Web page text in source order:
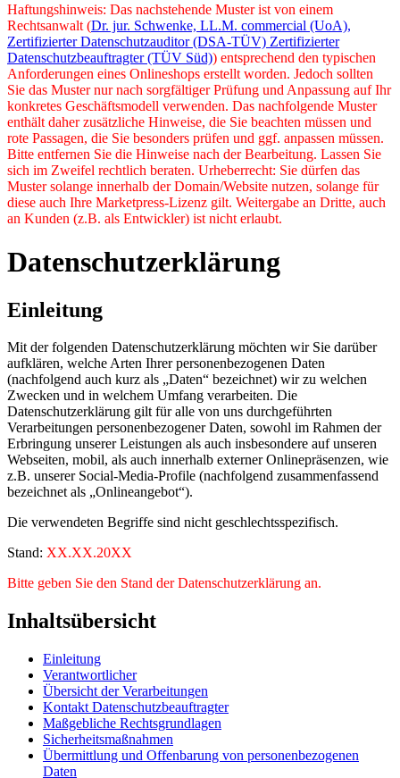
Haftungshinweis: Das nachstehende Muster ist von einem
Rechtsanwalt (Dr. jur. Schwenke, LL.M. commercial (UoA),
Zertifizierter Datenschutzauditor (DSA-TÜV) Zertifizierter
Datenschutzbeauftragter (TÜV Süd)) entsprechend den typischen
Anforderungen eines Onlineshops erstellt worden. Jedoch sollten
Sie das Muster nur nach sorgfältiger Prüfung und Anpassung auf Ihr
konkretes Geschäftsmodell verwenden. Das nachfolgende Muster
enthält daher zusätzliche Hinweise, die Sie beachten müssen und
rote Passagen, die Sie besonders prüfen und ggf. anpassen müssen.
Bitte entfernen Sie die Hinweise nach der Bearbeitung. Lassen Sie
sich im Zweifel rechtlich beraten. Urheberrecht: Sie dürfen das
Muster solange innerhalb der Domain/Website nutzen, solange für
diese auch Ihre Marketpress-Lizenz gilt. Weitergabe an Dritte, auch
an Kunden (z.B. als Entwickler) ist nicht erlaubt.
Datenschutzerklärung
Einleitung
Mit der folgenden Datenschutzerklärung möchten wir Sie darüber
aufklären, welche Arten Ihrer personenbezogenen Daten
(nachfolgend auch kurz als „Daten“ bezeichnet) wir zu welchen
Zwecken und in welchem Umfang verarbeiten. Die
Datenschutzerklärung gilt für alle von uns durchgeführten
Verarbeitungen personenbezogener Daten, sowohl im Rahmen der
Erbringung unserer Leistungen als auch insbesondere auf unseren
Webseiten, mobil, als auch innerhalb externer Onlinepräsenzen, wie
z.B. unserer Social-Media-Profile (nachfolgend zusammenfassend
bezeichnet als „Onlineangebot“).
Die verwendeten Begriffe sind nicht geschlechtsspezifisch.
Stand: XX.XX.20XX
Bitte geben Sie den Stand der Datenschutzerklärung an.
Inhaltsübersicht
Einleitung
Verantwortlicher
Übersicht der Verarbeitungen
Kontakt Datenschutzbeauftragter
Maßgebliche Rechtsgrundlagen
Sicherheitsmaßnahmen
Übermittlung und Offenbarung von personenbezogenen
Daten